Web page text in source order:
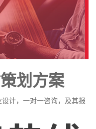
划方案
计，一对一咨询，及其报